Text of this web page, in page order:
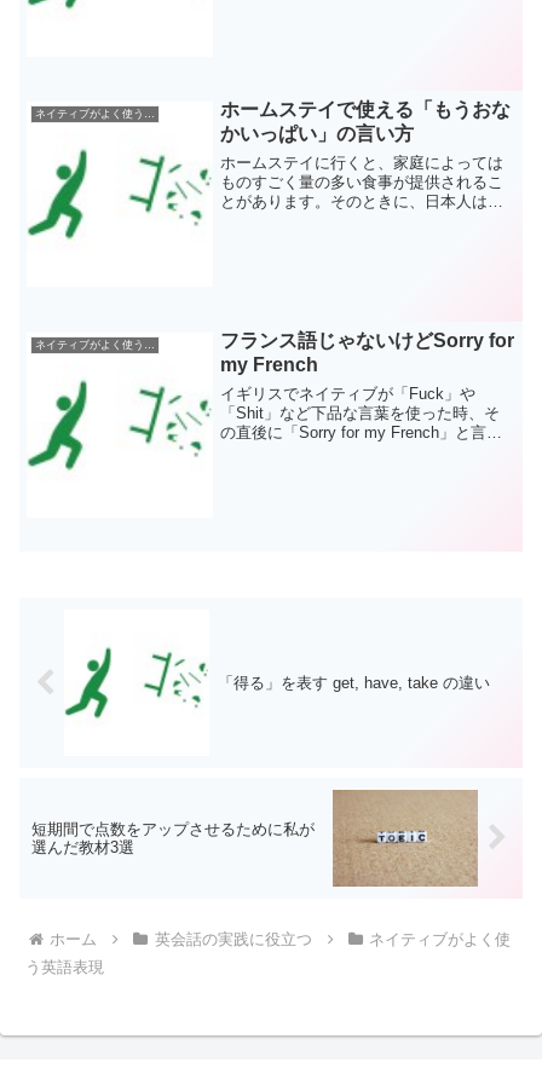
ホームステイで使える「もうおな
かいっぱい」の言い方
ホームステイに行くと、家庭によっては
ものすごく量の多い食事が提供されるこ
とがあります。そのときに、日本人はつ
フランス語じゃないけどSorry for
my French
イギリスでネイティブが「Fuck」や
「Shit」など下品な言葉を使った時、そ
の直後に「Sorry for my French」と言う
「得る」を表す get, have, take の違い
短期間で点数をアップさせるために私が
選んだ教材3選
ホーム 英会話の実践に役立つ
ネイティブがよく使
う英語表現